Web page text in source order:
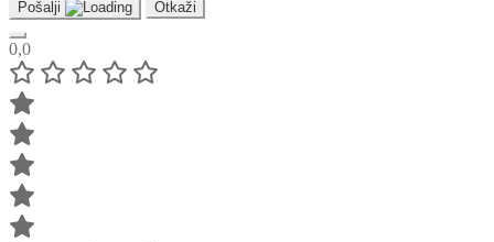
Pošalji Otkaži
0,0